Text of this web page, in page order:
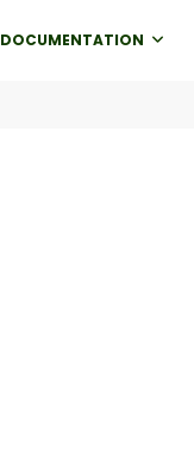
DOCUMENTATION